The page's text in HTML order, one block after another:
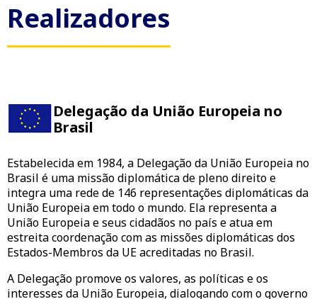
Realizadores
Delegação da União Europeia no
Brasil
Estabelecida em 1984, a Delegação da União Europeia no
Brasil é uma missão diplomática de pleno direito e
integra uma rede de 146 representações diplomáticas da
União Europeia em todo o mundo. Ela representa a
União Europeia e seus cidadãos no país e atua em
estreita coordenação com as missões diplomáticas dos
Estados-Membros da UE acreditadas no Brasil.
A Delegação promove os valores, as políticas e os
interesses da União Europeia, dialogando com o governo